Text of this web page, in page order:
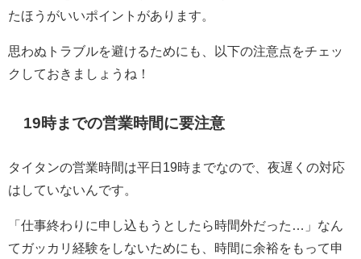
たほうがいいポイントがあります。
思わぬトラブルを避けるためにも、以下の注意点をチェッ
クしておきましょうね！
19時までの営業時間に要注意
タイタンの営業時間は平日19時までなので、夜遅くの対応
はしていないんです。
「仕事終わりに申し込もうとしたら時間外だった…」なん
てガッカリ経験をしないためにも、時間に余裕をもって申